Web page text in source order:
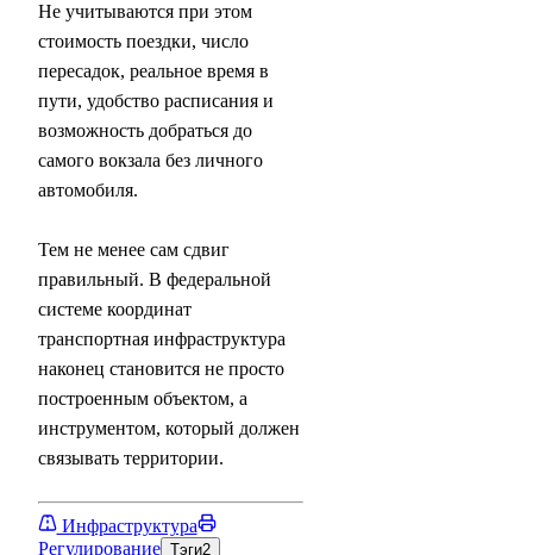
Не учитываются при этом
стоимость поездки, число
пересадок, реальное время в
пути, удобство расписания и
возможность добраться до
самого вокзала без личного
автомобиля.
Тем не менее сам сдвиг
правильный. В федеральной
системе координат
транспортная инфраструктура
наконец становится не просто
построенным объектом, а
инструментом, который должен
связывать территории.
Инфраструктура
Регулирование Тэги2